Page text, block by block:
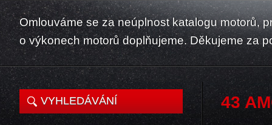
Omlouváme se za neúplnost katalogu motorů,
o výkonech motorů doplňujeme. Děkujeme za
VYHLEDÁVÁNÍ 43